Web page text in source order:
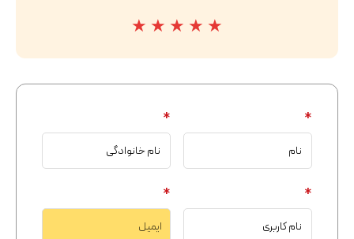
★ ★ ★ ★ ★
*
*
*
*